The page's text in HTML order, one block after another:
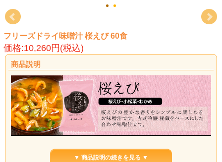
フリーズドライ味噌汁 桜えび 60食
価格:10,260円(税込)
商品説明
▼ 商品説明の続きを見る ▼